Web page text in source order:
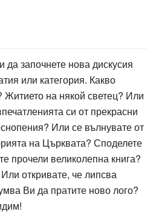
да започнете нова дискусия
или категория. Какво
Житието на някой светец? Или
си от прекрасни
Или се вълнувате от
на Църквата? Споделете
прочели великолепна книга?
откривате, че липсва
Ви да пратите ново лого?